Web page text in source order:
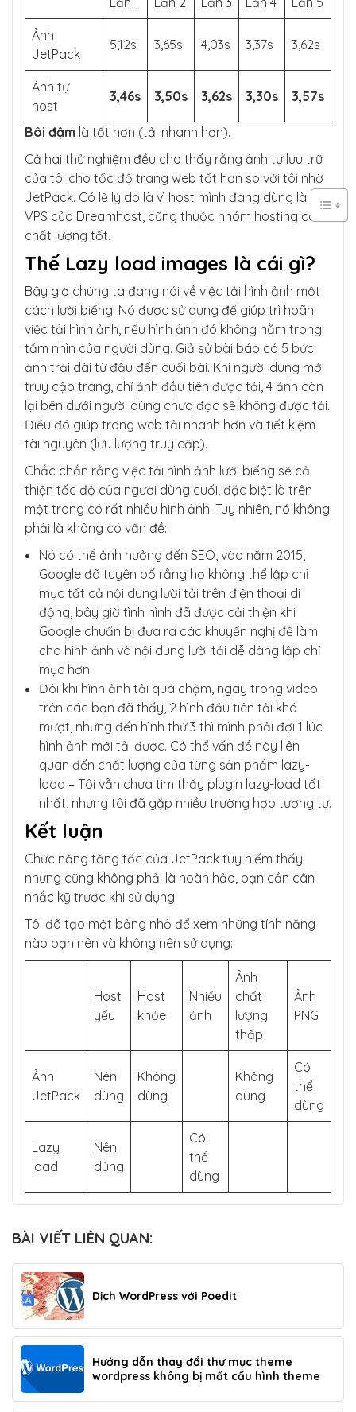
Ảnh
JetPack
5,12s 3,65s 4,03s 3,37s 3,62s
Ảnh tự
host
3,46s 3,50s 3,62s 3,30s 3,57s
Bôi đậm là tốt hơn (tải nhanh hơn).
Cả hai thử nghiệm đều cho thấy rằng ảnh tự lưu trữ
của tôi cho tốc độ trang web tốt hơn so với tôi nhờ
JetPack. Có lẽ lý do là vì host mình đang dùng là
VPS của Dreamhost, cũng thuộc nhóm hosting có
chất lượng tốt.
Thế Lazy load images là cái gì?
Bây giờ chúng ta đang nói về việc tải hình ảnh một
cách lười biếng. Nó được sử dụng để giúp trì hoãn
việc tải hình ảnh, nếu hình ảnh đó không nằm trong
tầm nhìn của người dùng. Giả sử bài báo có 5 bức
ảnh trải dài từ đầu đến cuối bài. Khi người dùng mới
truy cập trang, chỉ ảnh đầu tiên được tải, 4 ảnh còn
lại bên dưới người dùng chưa đọc sẽ không được tải.
Điều đó giúp trang web tải nhanh hơn và tiết kiệm
tài nguyên (lưu lượng truy cập).
Chắc chắn rằng việc tải hình ảnh lười biếng sẽ cải
thiện tốc độ của người dùng cuối, đặc biệt là trên
một trang có rất nhiều hình ảnh. Tuy nhiên, nó không
phải là không có vấn đề:
Nó có thể ảnh hưởng đến SEO, vào năm 2015,
Google đã tuyên bố rằng họ không thể lập chỉ
mục tất cả nội dung lười tải trên điện thoại di
động, bây giờ tình hình đã được cải thiện khi
Google chuẩn bị đưa ra các khuyến nghị để làm
cho hình ảnh và nội dung lười tải dễ dàng lập chỉ
mục hơn.
Đôi khi hình ảnh tải quá chậm, ngay trong video
trên các bạn đã thấy, 2 hình đầu tiên tải khá
mượt, nhưng đến hình thứ 3 thì mình phải đợi 1 lúc
hình ảnh mới tải được. Có thể vấn đề này liên
quan đến chất lượng của từng sản phẩm lazy-
load – Tôi vẫn chưa tìm thấy plugin lazy-load tốt
nhất, nhưng tôi đã gặp nhiều trường hợp tương tự.
Kết luận
Chức năng tăng tốc của JetPack tuy hiếm thấy
nhưng cũng không phải là hoàn hảo, bạn cần cân
nhắc kỹ trước khi sử dụng.
Tôi đã tạo một bảng nhỏ để xem những tính năng
nào bạn nên và không nên sử dụng:
Host
yếu
Host
khỏe
Nhiều
ảnh
Ảnh
chất
lượng
thấp
Ảnh
PNG
Ảnh
JetPack
Nên
dùng
Không
dùng
Không
dùng
Có
thể
dùng
Lazy
load
Nên
dùng
Có
thể
dùng
BÀI VIẾT LIÊN QUAN:
Dịch WordPress với Poedit
Hướng dẫn thay đổi thư mục theme
wordpress không bị mất cấu hình theme